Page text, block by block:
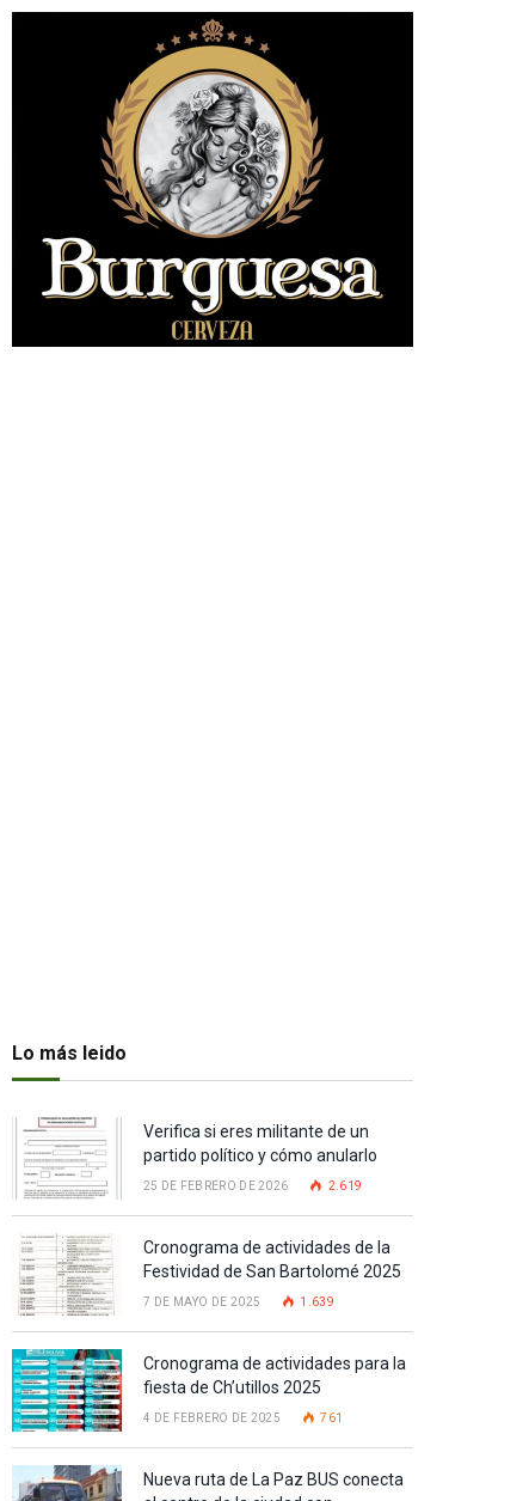
Lo más leido
Verifica si eres militante de un
partido político y cómo anularlo
25 DE FEBRERO DE 2026 2.619
Cronograma de actividades de la
Festividad de San Bartolomé 2025
7 DE MAYO DE 2025 1.639
Cronograma de actividades para la
fiesta de Ch’utillos 2025
4 DE FEBRERO DE 2025 761
Nueva ruta de La Paz BUS conecta